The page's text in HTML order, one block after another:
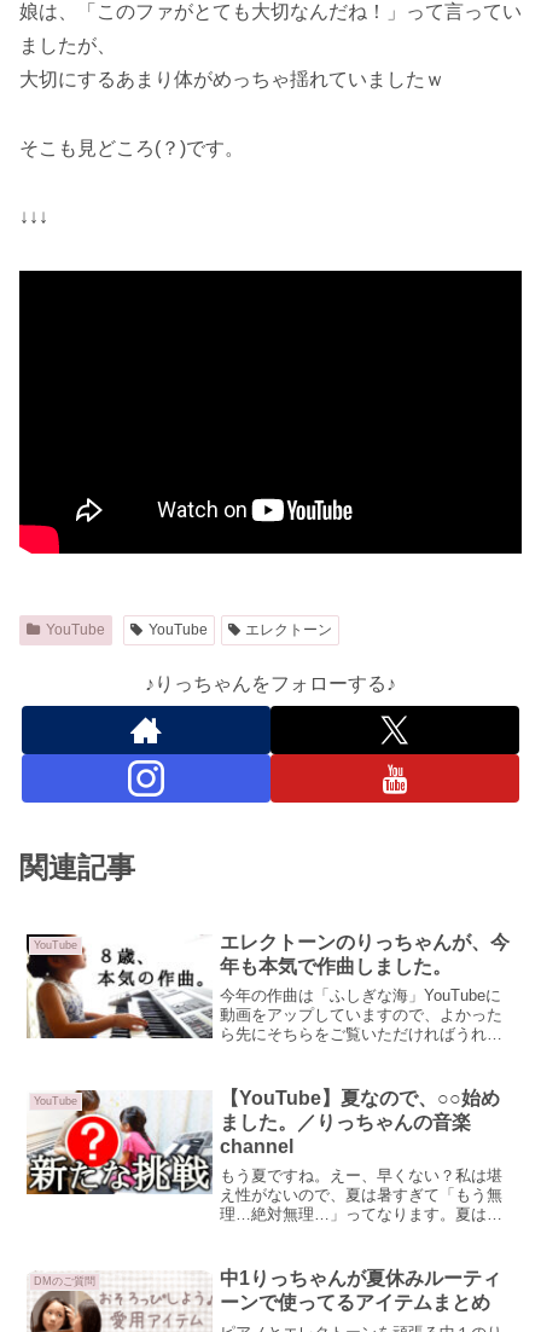
娘は、「このファがとても大切なんだね！」って言ってい
ましたが、
大切にするあまり体がめっちゃ揺れていましたｗ
そこも見どころ(？)です。
↓↓↓
YouTube YouTube エレクトーン
♪りっちゃんをフォローする♪
関連記事
YouTube
エレクトーンのりっちゃんが、今
年も本気で作曲しました。
今年の作曲は「ふしぎな海」YouTubeに
動画をアップしていますので、よかった
ら先にそちらをご覧いただければうれし
す。全ての生命の源は、海。もしかした
ら泡から命が生まれ...
YouTube
【YouTube】夏なので、○○始め
ました。／りっちゃんの音楽
channel
もう夏ですね。えー、早くない？私は堪
え性がないので、夏は暑すぎて「もう無
理…絶対無理…」ってなります。夏は夏
でしょ？っていうとんだクソニートな母
なので、夏休みは娘も道連...
DMのご質問
中1りっちゃんが夏休みルーティ
ーンで使ってるアイテムまとめ